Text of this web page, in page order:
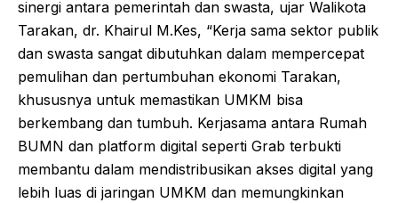
sinergi antara pemerintah dan swasta, ujar Walikota
Tarakan, dr. Khairul M.Kes, “Kerja sama sektor publik
dan swasta sangat dibutuhkan dalam mempercepat
pemulihan dan pertumbuhan ekonomi Tarakan,
khususnya untuk memastikan UMKM bisa
berkembang dan tumbuh. Kerjasama antara Rumah
BUMN dan platform digital seperti Grab terbukti
membantu dalam mendistribusikan akses digital yang
lebih luas di jaringan UMKM dan memungkinkan